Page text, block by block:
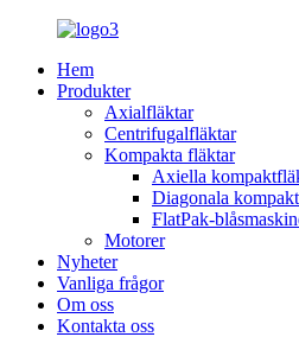
Hem
Produkter
Axialfläktar
Centrifugalfläktar
Kompakta fläktar
Axiella
Diagonala
FlatPak-
Motorer
Nyheter
Vanliga frågor
Om oss
Kontakta oss